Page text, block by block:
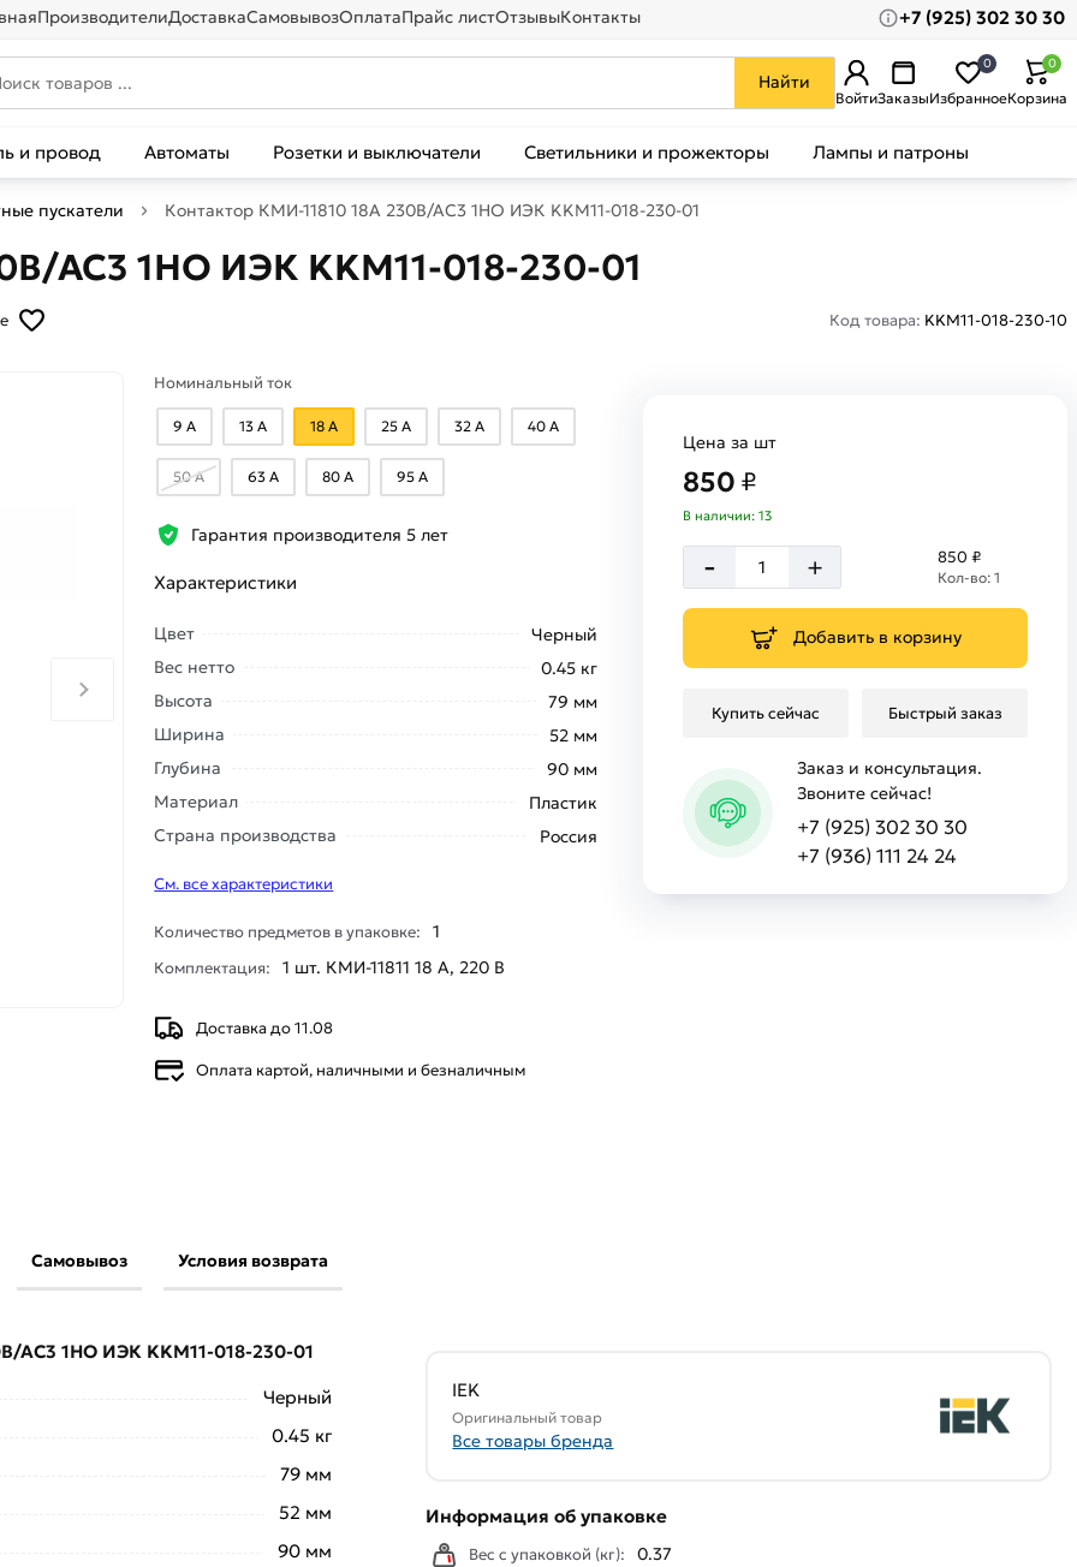
ПроизводителиДоставкаСамовывозОплатаПрайс листОтзывыКонтакты +7 (925) 302 30 30
Найти
ВойтиЗаказыИзбранное
0
Корзина
0
и провод Автоматы Розетки и выключатели Светильники и прожекторы Лампы и патроны
пускатели Контактор КМИ-11810 18А 230В/АС3 1НО ИЭК KKM11-018-230-01
АС3 1НО ИЭК KKM11-018-230-01
Код товара: KKM11-018-230-10
Номинальный ток
9 А 13 А 18 А 25 А 32 А 40 А
50 А 63 А 80 А 95 А
Гарантия производителя 5 лет
Характеристики
Цвет
Черный
Вес нетто
0.45 кг
Высота
79 мм
Ширина
52 мм
Глубина
90 мм
Материал
Пластик
Страна производства
Россия
См. все характеристики
Количество предметов в упаковке: 1
Комплектация: 1 шт. КМИ-11811 18 А, 220 В
Доставка до 11.08
Оплата картой, наличными и безналичным
Цена за шт
850 ₽
В наличии: 13
- + 850 ₽
Кол-во: 1
Добавить в корзину
Купить сейчас Быстрый заказ
Заказ и консультация.
Звоните сейчас!
+7 (925) 302 30 30
+7 (936) 111 24 24
Самовывоз Условия возврата
с Вами для согласования условий
АС3 1НО ИЭК KKM11-018-230-01
Черный
0.45 кг
79 мм
52 мм
90 мм
IEK
Оригинальный товар
Все товары бренда
Информация об упаковке
Вес с упаковкой (кг): 0.37